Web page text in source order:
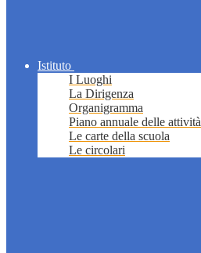
Istituto
I Luoghi
La Dirigenza
Organigramma
Piano annuale delle attività
Le carte della scuola
Le circolari